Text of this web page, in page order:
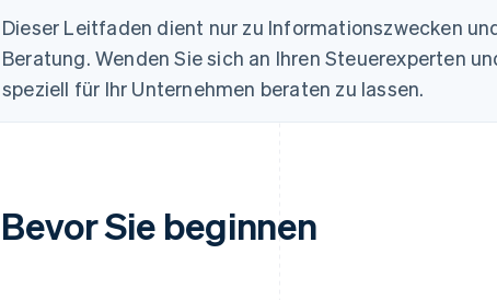
Dieser Leitfaden dient nur zu Informationszwecken
Beratung. Wenden Sie sich an Ihren Steuerexperten
speziell für Ihr Unternehmen beraten zu lassen.
Bevor Sie beginnen